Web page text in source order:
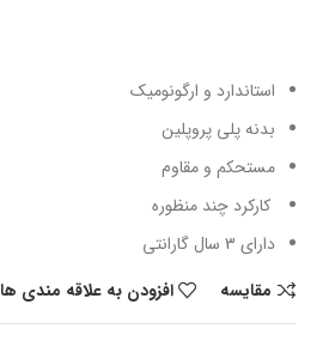
استاندارد و ارگونومیک
بدنه پلی پروپلین
مستحکم و مقاوم
کارکرد چند منظوره
دارای 3 سال گارانتی
مقایسه
افزودن به علاقه مندی ها